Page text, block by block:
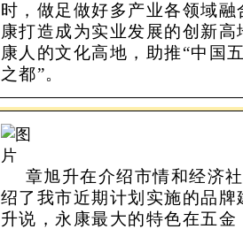
时，做足做好多产业各领域
康打造成为实业发展的创新
康人的文化高地，助推“中国
之都”。
章旭升在介绍市情和经济
绍了我市近期计划实施的品
升说，永康最大的特色在五